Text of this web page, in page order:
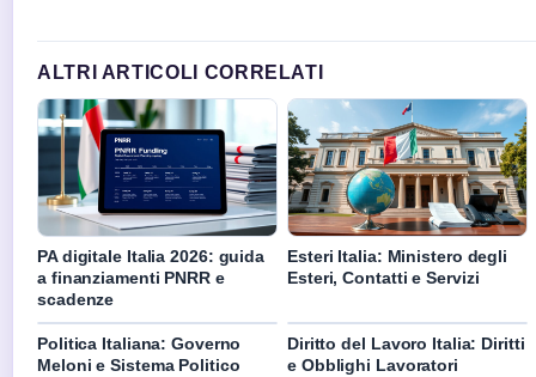
ALTRI ARTICOLI CORRELATI
PA digitale Italia 2026: guida
a finanziamenti PNRR e
scadenze
Esteri Italia: Ministero degli
Esteri, Contatti e Servizi
Politica Italiana: Governo
Meloni e Sistema Politico
Diritto del Lavoro Italia: Diritti
e Obblighi Lavoratori